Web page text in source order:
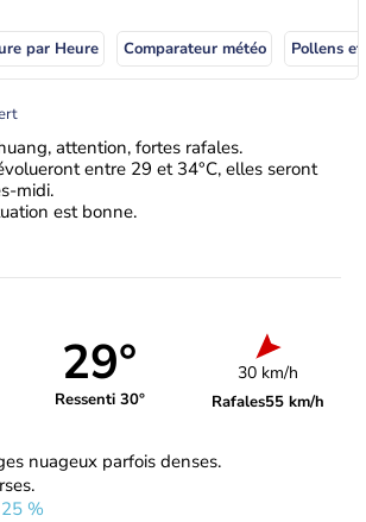
par Heure Comparateur météo Pollens
attention, fortes rafales.
entre 29 et 34°C, elles seront
midi.
est bonne.
29°
Ressenti 30°
30 km/h
Rafales55 km/h
nuageux parfois denses.
25 %